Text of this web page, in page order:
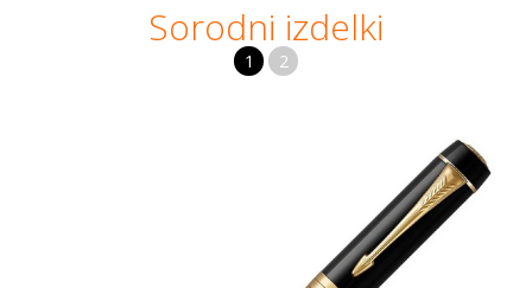
Sorodni izdelki
1 2